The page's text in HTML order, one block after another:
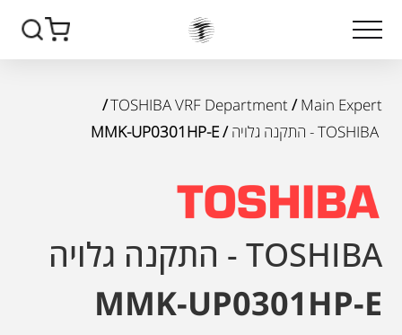
Main Expert
/
TOSHIBA VRF Department
/
TOSHIBA - התקנה גלויה
/ MMK-UP0301HP-E
TOSHIBA - התקנה גלויה
MMK-UP0301HP-E